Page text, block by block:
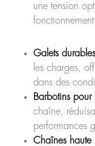
une tension
Galets
les charges,
dans des
Barbotins
chaîne,
performances
Chaînes